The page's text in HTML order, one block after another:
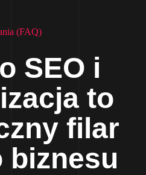
(FAQ)
SEO i
to
filar
biznesu